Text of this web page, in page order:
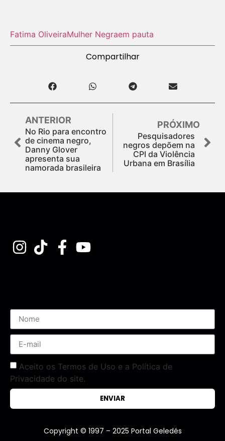
Fatima OliveiraMulher Negraem pauta
Compartilhar
ANTERIOR
No Rio para encontro
de cinema negro,
Danny Glover
apresenta sua
namorada brasileira
PRÓXIMO
Pesquisadores
negros depõem na
CPI da Violência
Urbana em Brasília
Aceito os Termos de Uso e a Política de
Privacidade do site.
ENVIAR
Copyright © 1997 – 2025 Portal Geledés